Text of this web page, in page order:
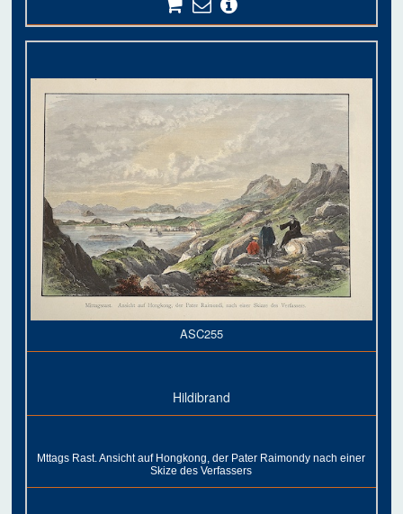
ASC255
Hildibrand
Mttags Rast. Ansicht auf Hongkong, der Pater Raimondy nach einer
Skize des Verfassers